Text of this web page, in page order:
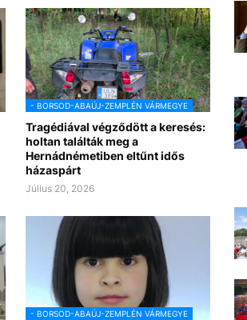
- BORSOD-ABAÚJ-ZEMPLÉN VÁRMEGYE
Tragédiával végződött a keresés:
holtan találták meg a
Hernádnémetiben eltűnt idős
házaspárt
Július 20, 2026
- BORSOD-ABAÚJ-ZEMPLÉN VÁRMEGYE